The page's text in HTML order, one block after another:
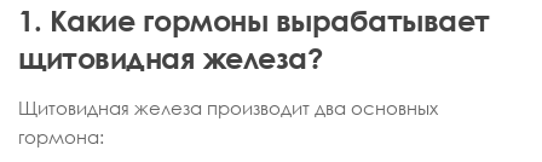
1. Какие гормоны вырабатывает
щитовидная железа?
Щитовидная железа производит два основных
гормона: